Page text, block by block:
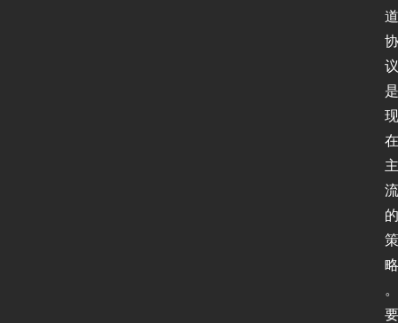
道
协
议
是
现
在
主
流
的
策
略
。
要